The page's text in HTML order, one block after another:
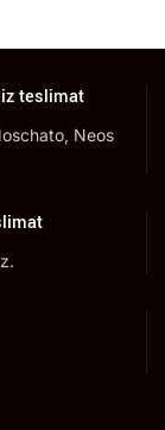
teslimat
Neos